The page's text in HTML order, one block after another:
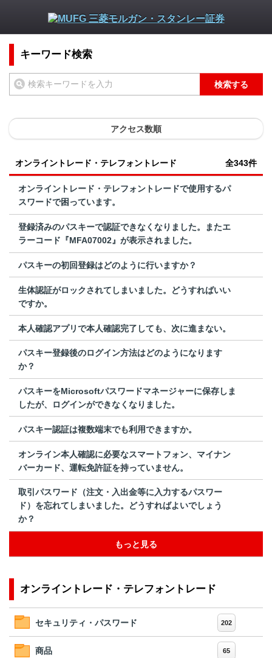
キーワード検索
検索する
アクセス数順
オンライントレード・テレフォントレード 全343件
オンライントレード・テレフォントレードで使用するパ
スワードで困っています。
登録済みのパスキーで認証できなくなりました。またエ
ラーコード『MFA07002』が表示されました。
パスキーの初回登録はどのように行いますか？
生体認証がロックされてしまいました。どうすればいい
ですか。
本人確認アプリで本人確認完了しても、次に進まない。
パスキー登録後のログイン方法はどのようになります
か？
パスキーをMicrosoftパスワードマネージャーに保存しま
したが、ログインができなくなりました。
パスキー認証は複数端末でも利用できますか。
オンライン本人確認に必要なスマートフォン、マイナン
バーカード、運転免許証を持っていません。
取引パスワード（注文・入出金等に入力するパスワー
ド）を忘れてしまいました。どうすればよいでしょう
か？
もっと見る
オンライントレード・テレフォントレード
セキュリティ・パスワード 202
商品 65